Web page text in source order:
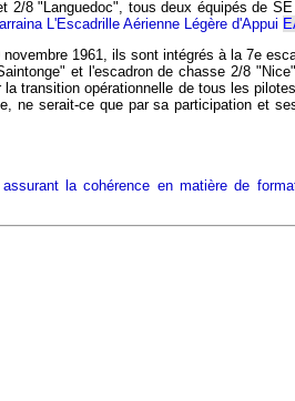
8 "Languedoc", tous deux équipés de
L'Escadrille Aérienne Légère d'Appui
1961, ils sont intégrés à la 7e
et l'escadron de chasse 2/8
transition opérationnelle de tous les
serait-ce que par sa participation et
la cohérence en matière de